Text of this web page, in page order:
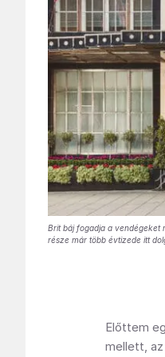
Brit báj fogadja a vendégeket
része már több évtizede itt
Előttem
mellett,